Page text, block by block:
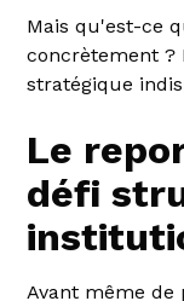
Mais qu'est-ce
concrètement ?
stratégique
Le
défi
Avant même de